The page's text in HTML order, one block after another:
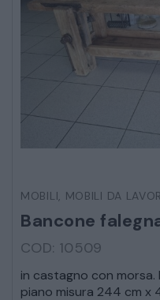
MOBILI, MOBILI DA
Bancone
COD: 10509
in castagno con morsa.
piano misura 244 cm x